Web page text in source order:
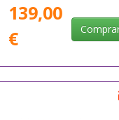
Carga/ con Micrófono/
Bluetooth/ Negro
139,00
€